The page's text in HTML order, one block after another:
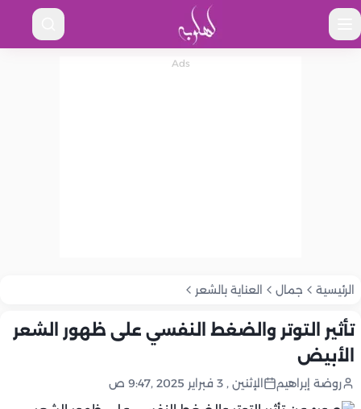
الرئيسية جمال العناية بالشعر
تأثير التوتر والضغط النفسي على ظهور الشعر
الأبيض
روضة إبراهيم الإثنين , 3 فبراير 2025 ,9:47 ص